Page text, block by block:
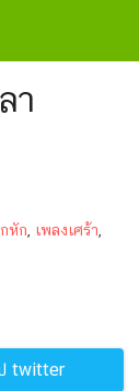
า
หัก เพลงเศร้า
twitter